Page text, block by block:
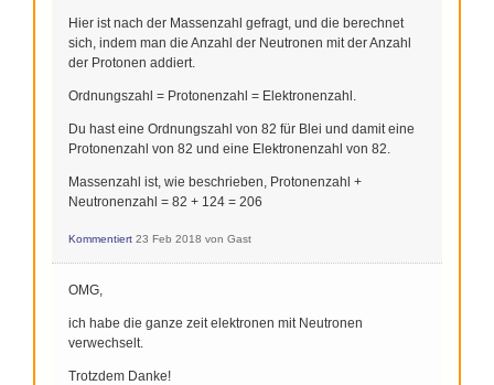
Hier ist nach der Massenzahl gefragt, und die berechnet
sich, indem man die Anzahl der Neutronen mit der Anzahl
der Protonen addiert.
Ordnungszahl = Protonenzahl = Elektronenzahl.
Du hast eine Ordnungszahl von 82 für Blei und damit eine
Protonenzahl von 82 und eine Elektronenzahl von 82.
Massenzahl ist, wie beschrieben, Protonenzahl +
Neutronenzahl = 82 + 124 = 206
Kommentiert 23 Feb 2018 von Gast
OMG,
ich habe die ganze zeit elektronen mit Neutronen
verwechselt.
Trotzdem Danke!